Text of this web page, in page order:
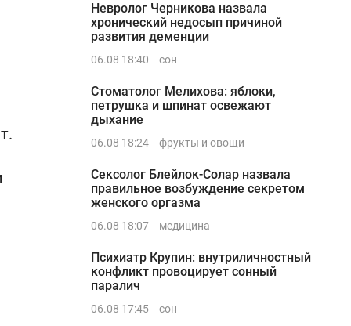
Невролог Черникова назвала
хронический недосып причиной
развития деменции
06.08 18:40 сон
Стоматолог Мелихова: яблоки,
петрушка и шпинат освежают
дыхание
06.08 18:24 фрукты и овощи
Сексолог Блейлок-Солар назвала
правильное возбуждение секретом
женского оргазма
06.08 18:07 медицина
Психиатр Крупин: внутриличностный
конфликт провоцирует сонный
паралич
06.08 17:45 сон